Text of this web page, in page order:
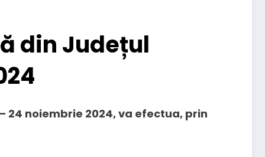
din Județul
noiembrie 2024, va efectua, prin